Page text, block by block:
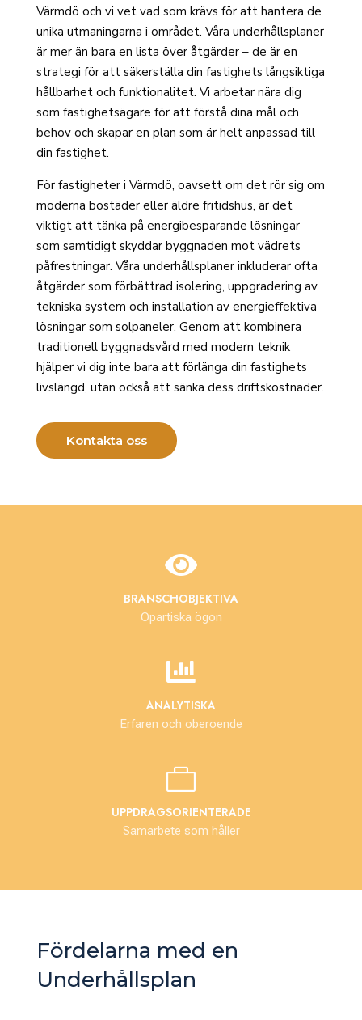
Värmdö och vi vet vad som krävs för att hantera de
unika utmaningarna i området. Våra underhållsplaner
är mer än bara en lista över åtgärder – de är en
strategi för att säkerställa din fastighets långsiktiga
hållbarhet och funktionalitet. Vi arbetar nära dig
som fastighetsägare för att förstå dina mål och
behov och skapar en plan som är helt anpassad till
din fastighet.
För fastigheter i Värmdö, oavsett om det rör sig om
moderna bostäder eller äldre fritidshus, är det
viktigt att tänka på energibesparande lösningar
som samtidigt skyddar byggnaden mot vädrets
påfrestningar. Våra underhållsplaner inkluderar ofta
åtgärder som förbättrad isolering, uppgradering av
tekniska system och installation av energieffektiva
lösningar som solpaneler. Genom att kombinera
traditionell byggnadsvård med modern teknik
hjälper vi dig inte bara att förlänga din fastighets
livslängd, utan också att sänka dess driftskostnader.
Kontakta oss

BRANSCHOBJEKTIVA
Opartiska ögon

ANALYTISKA
Erfaren och oberoende

UPPDRAGSORIENTERADE
Samarbete som håller
Fördelarna med en
Underhållsplan